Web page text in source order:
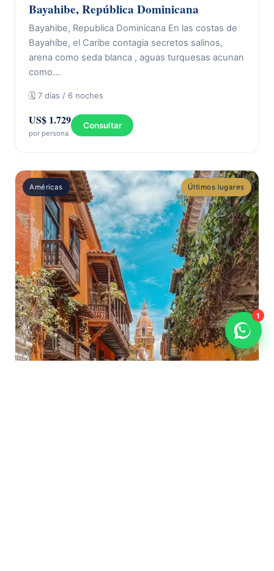
Bayahibe, República Dominicana
Bayahibe, Republica Dominicana En las costas de
Bayahíbe, el Caribe contagia secretos salinos,
arena como seda blanca , aguas turquesas acunan
como…
🗓 7 días / 6 noches
US$ 1.729
por persona
Consultar
Américas Últimos lugares
1